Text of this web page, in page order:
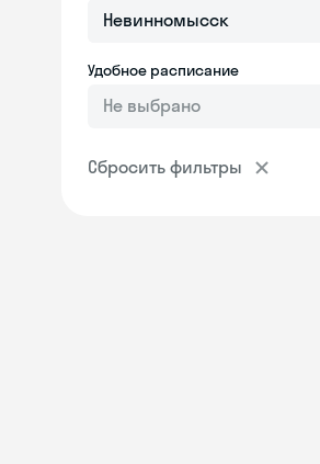
Удобное расписание
Не выбрано
Сбросить фильтры